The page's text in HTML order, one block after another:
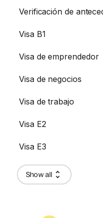
Verificación de
Visa B1
Visa de emprendedor
Visa de negocios
Visa de trabajo
Visa E2
Visa E3
Show all